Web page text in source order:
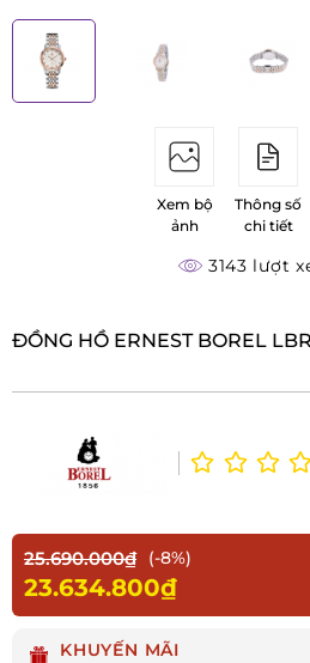
Xem bộ
ảnh
Thông số
chi tiết
3143 lượt
ĐỒNG HỒ ERNEST BOREL
25.690.000₫ (-8%)
23.634.800₫
KHUYẾN MÃI